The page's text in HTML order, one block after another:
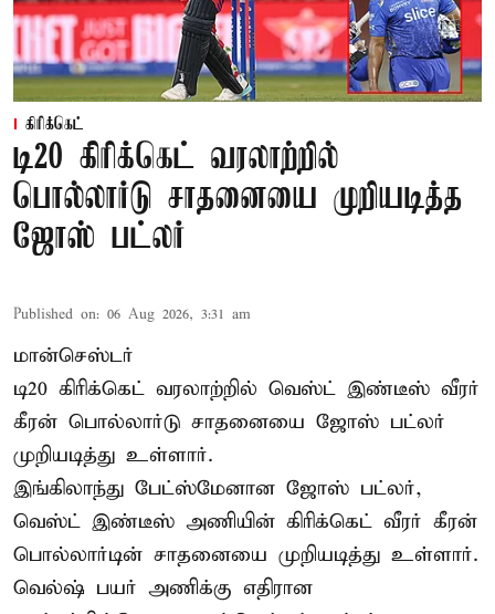
கிரிக்கெட்
டி20 கிரிக்கெட் வரலாற்றில்
பொல்லார்டு சாதனையை முறியடித்த
ஜோஸ் பட்லர்
Published on: 06 Aug 2026, 3:31 am
மான்செஸ்டர்
டி20 கிரிக்கெட் வரலாற்றில் வெஸ்ட் இண்டீஸ் வீரர்
கீரன் பொல்லார்டு சாதனையை ஜோஸ் பட்லர்
முறியடித்து உள்ளார்.
இங்கிலாந்து பேட்ஸ்மேனான ஜோஸ் பட்லர்,
வெஸ்ட் இண்டீஸ் அணியின் கிரிக்கெட் வீரர் கீரன்
பொல்லார்டின் சாதனையை முறியடித்து உள்ளார்.
வெல்ஷ் பயர் அணிக்கு எதிரான